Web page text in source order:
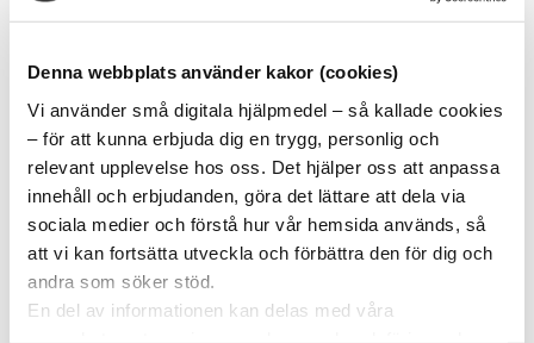
Denna webbplats använder kakor (cookies)
Vi använder små digitala hjälpmedel – så kallade cookies
– för att kunna erbjuda dig en trygg, personlig och
relevant upplevelse hos oss. Det hjälper oss att anpassa
innehåll och erbjudanden, göra det lättare att dela via
sociala medier och förstå hur vår hemsida används, så
att vi kan fortsätta utveckla och förbättra den för dig och
andra som söker stöd.
En del av informationen kan delas med våra
Varför gå Eftervården?
läkemedel för viktminskning?
Matprat och Påskskvaller
Gör din röst hörd - var med och påverka framtiden!
Sockerfria dagen 12 oktober
Får jag äta gråzonsprodukter?
Hur kommunicerar sockerberoende?
Ett påskägg till dig
Morgonmeditation
Otyglad oro - Sinnesro
Avundsjuka - Uppskattning
Okunnighet - Medvetenhet
Respektlöshet - Respekt
Självcentrering - Tjänstvillighet